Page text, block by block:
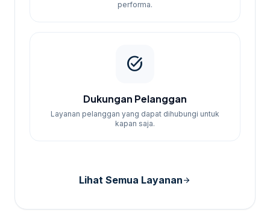
performa.
task_alt
Dukungan Pelanggan
Layanan pelanggan yang dapat dihubungi untuk
kapan saja.
Lihat Semua Layananarrow_forward